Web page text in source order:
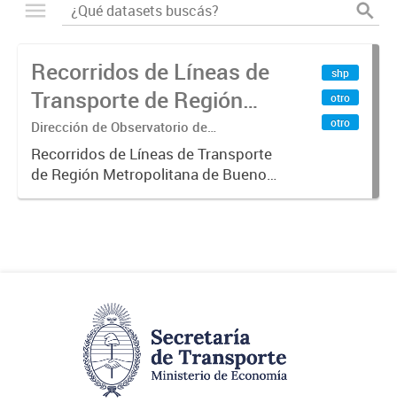
Recorridos de Líneas de
Transporte de Región
Metropolitana de
Buenos Aires (RMBA)
Dirección de Observatorio de
Transporte, Estudio y Sistemas
Recorridos de Líneas de Transporte
de Región Metropolitana de Buenos
Aires (RMBA).-
shp
otro
otro